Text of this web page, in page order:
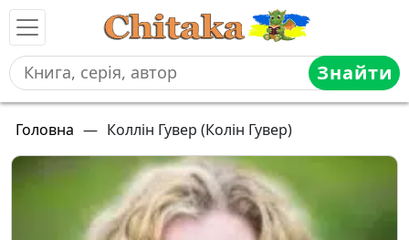
Знайти
Головна — Коллін Гувер (Колін Гувер)